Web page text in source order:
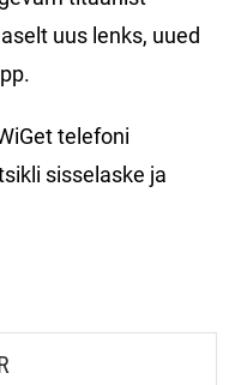
uus lenks, uued
telefoni
sisselaske ja